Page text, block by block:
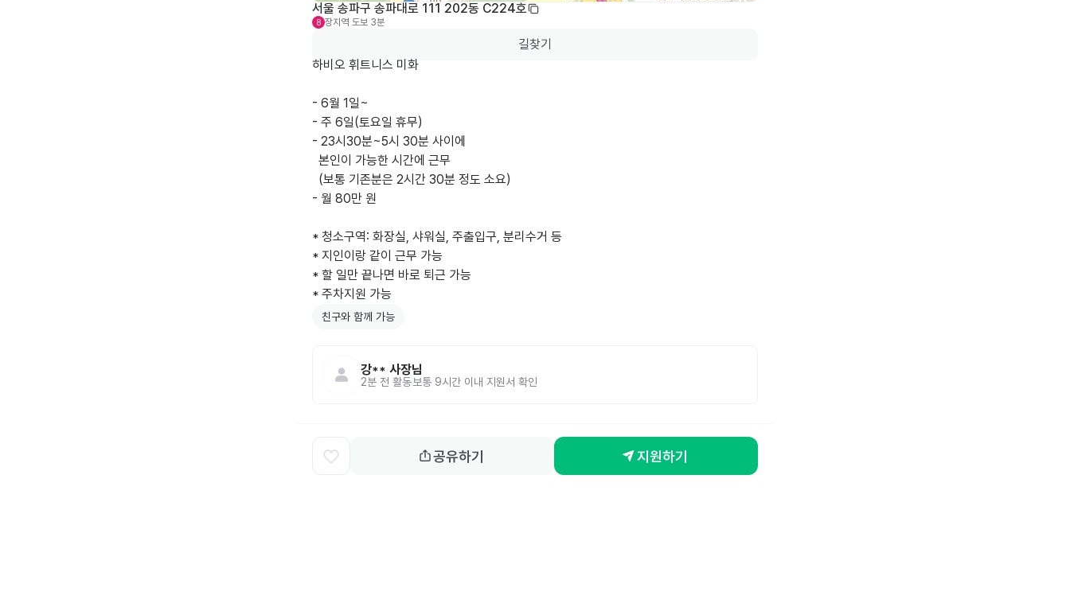
서울 송파구 송파대로 111 202동 C224호
8 장지역 도보 3분
길찾기
하비오 휘트니스 미화
- 6월 1일~
- 주 6일(토요일 휴무)
- 23시30분~5시 30분 사이에
- 월 80만 원
* 청소구역: 화장실, 샤워실, 주출입구, 분리수거 등
* 지인이랑 같이 근무 가능
* 할 일만 끝나면 바로 퇴근 가능
* 주차지원 가능
친구와 함께 가능
강** 사장님
2분 전 활동보통 9시간 이내 지원서 확인
공유하기 지원하기